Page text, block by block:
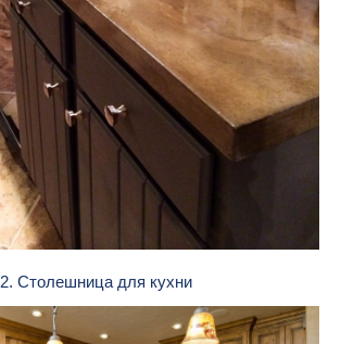
2. Столешница для кухни